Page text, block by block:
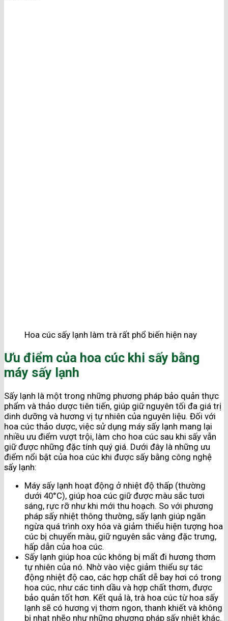
Hoa cúc sấy lạnh làm trà rất phổ biến hiện nay
Ưu điểm của hoa cúc khi sấy bằng
máy sấy lạnh
Sấy lạnh là một trong những phương pháp bảo quản thực
phẩm và thảo dược tiên tiến, giúp giữ nguyên tối đa giá trị
dinh dưỡng và hương vị tự nhiên của nguyên liệu. Đối với
hoa cúc thảo dược, việc sử dụng máy sấy lạnh mang lại
nhiều ưu điểm vượt trội, làm cho hoa cúc sau khi sấy vẫn
giữ được những đặc tính quý giá. Dưới đây là những ưu
điểm nổi bật của hoa cúc khi được sấy bằng công nghệ
sấy lạnh:
Máy sấy lạnh hoạt động ở nhiệt độ thấp (thường
dưới 40°C), giúp hoa cúc giữ được màu sắc tươi
sáng, rực rỡ như khi mới thu hoạch. So với phương
pháp sấy nhiệt thông thường, sấy lạnh giúp ngăn
ngừa quá trình oxy hóa và giảm thiểu hiện tượng hoa
cúc bị chuyển màu, giữ nguyên sắc vàng đặc trưng,
hấp dẫn của hoa cúc.
Sấy lạnh giúp hoa cúc không bị mất đi hương thơm
tự nhiên của nó. Nhờ vào việc giảm thiểu sự tác
động nhiệt độ cao, các hợp chất dễ bay hơi có trong
hoa cúc, như các tinh dầu và hợp chất thơm, được
bảo quản tốt hơn. Kết quả là, trà hoa cúc từ hoa sấy
lạnh sẽ có hương vị thơm ngon, thanh khiết và không
bị nhạt nhẽo như những phương pháp sấy nhiệt khác.